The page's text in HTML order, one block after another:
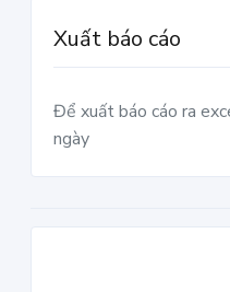
Xuất báo cáo
Để xuất báo cáo ra
ngày